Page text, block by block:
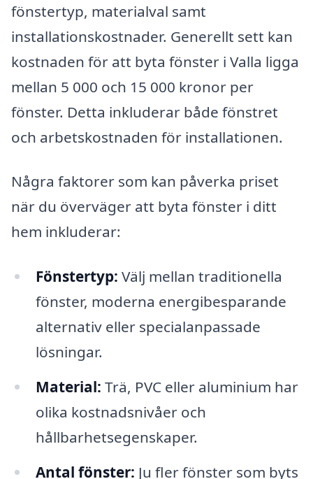
fönstertyp, materialval samt
installationskostnader. Generellt sett kan
kostnaden för att byta fönster i Valla ligga
mellan 5 000 och 15 000 kronor per
fönster. Detta inkluderar både fönstret
och arbetskostnaden för installationen.
Några faktorer som kan påverka priset
när du överväger att byta fönster i ditt
hem inkluderar:
Fönstertyp: Välj mellan traditionella
fönster, moderna energibesparande
alternativ eller specialanpassade
lösningar.
Material: Trä, PVC eller aluminium har
olika kostnadsnivåer och
hållbarhetsegenskaper.
Antal fönster: Ju fler fönster som byts